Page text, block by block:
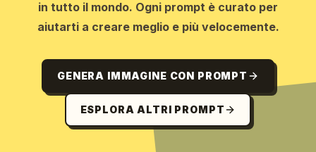
in tutto il mondo. Ogni prompt è curato per
aiutarti a creare meglio e più velocemente.
GENERA IMMAGINE CON PROMPT
ESPLORA ALTRI PROMPT